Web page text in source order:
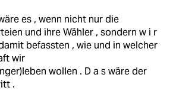
es , wenn nicht nur die
und ihre Wähler , sondern w i r
befassten , wie und in welcher
wir
wollen . D a s wäre der
.